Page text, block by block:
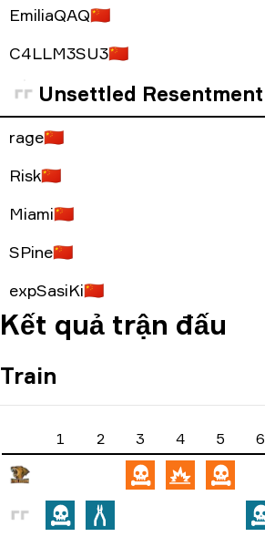
EmiliaQAQ🇨🇳
C4LLM3SU3🇨🇳
Unsettled Resentment
rage🇨🇳
Risk🇨🇳
Miami🇨🇳
SPine🇨🇳
expSasiKi🇨🇳
Kết quả trận đấu
Train
1 2 3 4 5 6